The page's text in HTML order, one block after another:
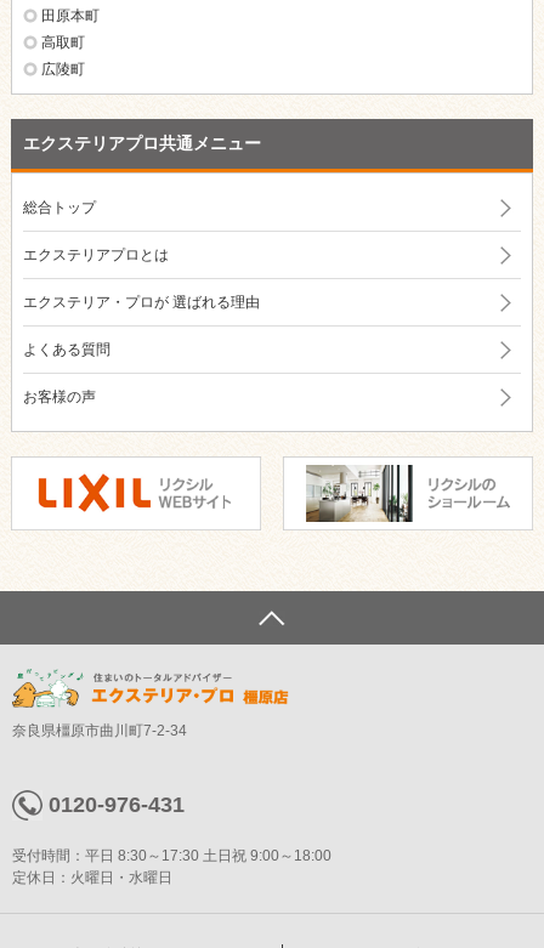
エクステリアプロ共通メニュー
総合トップ
エクステリアプロとは
エクステリア・プロが選ばれる理由
よくある質問
お客様の声
田原本町
高取町
広陵町
奈良県橿原市曲川町7-2-34
0120-976-431
受付時間：平日 8:30～17:30 土日祝 9:00～18:00
定休日：火曜日・水曜日